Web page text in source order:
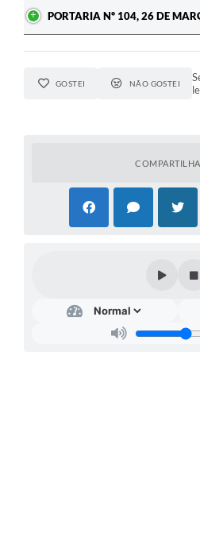
PORTARIA Nº 104, 26 DE
GOSTEI NÃO GOSTEI